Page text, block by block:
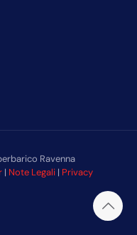
Ravenna
| Note Legali| Privacy